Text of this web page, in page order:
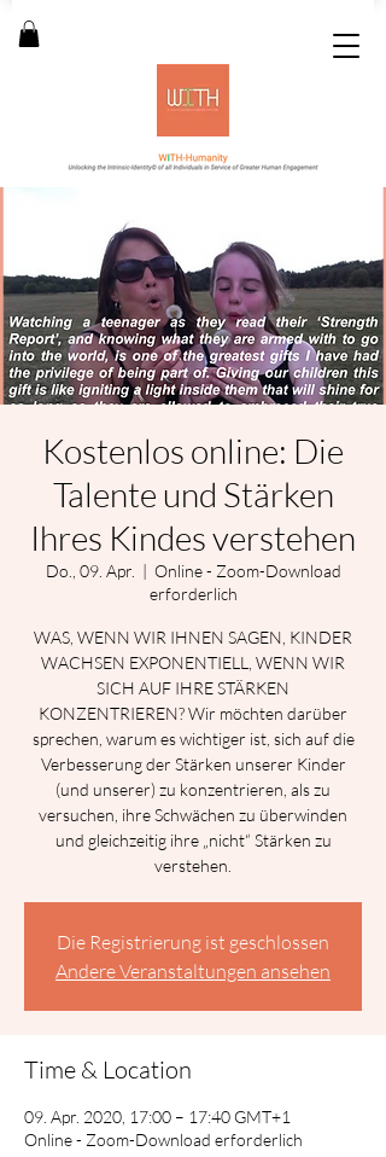
Kostenlos online: Die
Talente und Stärken
Ihres Kindes verstehen
Do., 09. Apr.
  |
Online - Zoom-Download
erforderlich
WAS, WENN WIR IHNEN SAGEN, KINDER
WACHSEN EXPONENTIELL, WENN WIR
SICH AUF IHRE STÄRKEN
KONZENTRIEREN? Wir möchten darüber
sprechen, warum es wichtiger ist, sich auf die
Verbesserung der Stärken unserer Kinder
(und unserer) zu konzentrieren, als zu
versuchen, ihre Schwächen zu überwinden
und gleichzeitig ihre „nicht“ Stärken zu
verstehen.
Die Registrierung ist geschlossen
Andere Veranstaltungen ansehen
Time & Location
09. Apr. 2020, 17:00 – 17:40 GMT+1
Online - Zoom-Download erforderlich